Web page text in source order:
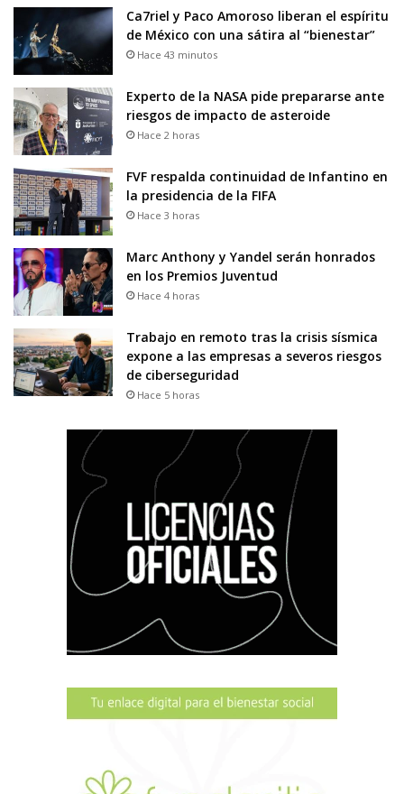
Ca7riel y Paco Amoroso liberan el espíritu
de México con una sátira al “bienestar”
Hace 43 minutos
Experto de la NASA pide prepararse ante
riesgos de impacto de asteroide
Hace 2 horas
FVF respalda continuidad de Infantino en
la presidencia de la FIFA
Hace 3 horas
Marc Anthony y Yandel serán honrados
en los Premios Juventud
Hace 4 horas
Trabajo en remoto tras la crisis sísmica
expone a las empresas a severos riesgos
de ciberseguridad
Hace 5 horas